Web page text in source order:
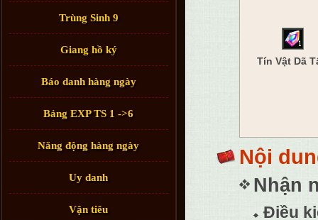
Trùng Sinh 9
Giang hồ ký
Báo danh hàng ngày
Bảng EXP TS 1 ->6
Năng động hàng ngày
Uy danh
Vận tiêu
Tín Vật Dã
Nội
Nhận
Điều